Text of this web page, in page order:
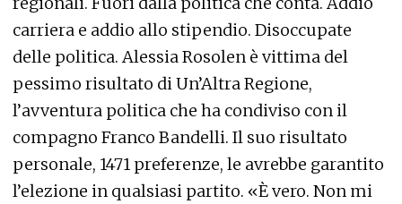
carriera e addio allo stipendio. Disoccupate
delle politica. Alessia Rosolen è vittima del
pessimo risultato di Un’Altra Regione,
l’avventura politica che ha condiviso con il
compagno Franco Bandelli. Il suo risultato
personale, 1471 preferenze, le avrebbe garantito
l’elezione in qualsiasi partito. «È vero. Non mi